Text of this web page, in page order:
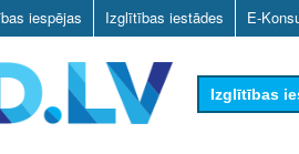
iespējas Izglītības iestādes E-
Izglītības